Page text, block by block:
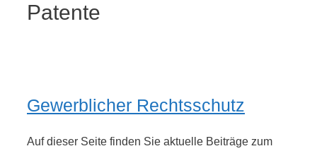
Patente
Gewerblicher Rechtsschutz
Auf dieser Seite finden Sie aktuelle Beiträge zum